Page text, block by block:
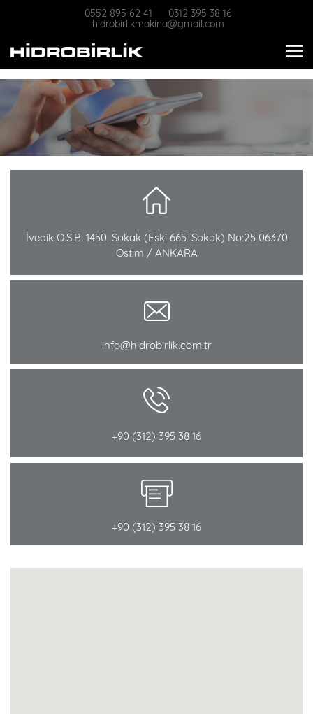
0552 895 62 41
0312 395 38 16
hidrobirlikmakina@gmail.com
İvedik O.S.B. 1450. Sokak (Eski 665. Sokak) No:25 06370
Ostim / ANKARA
info@hidrobirlik.com.tr
+90 (312) 395 38 16
+90 (312) 395 38 16